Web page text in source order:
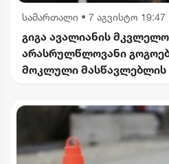
სამართალი • 7 აგვისტო 19:47
გიგა ავალიანის
არასრულწლოვანი
მოკლული მასწავლებლის